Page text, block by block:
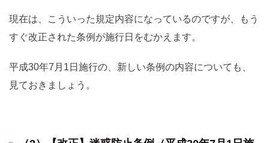
現在は、こういった規定内容になっているのですが、もう
すぐ改正された条例が施行日をむかえます。
平成30年7月1日施行の、新しい条例の内容についても、
見ておきましょう。